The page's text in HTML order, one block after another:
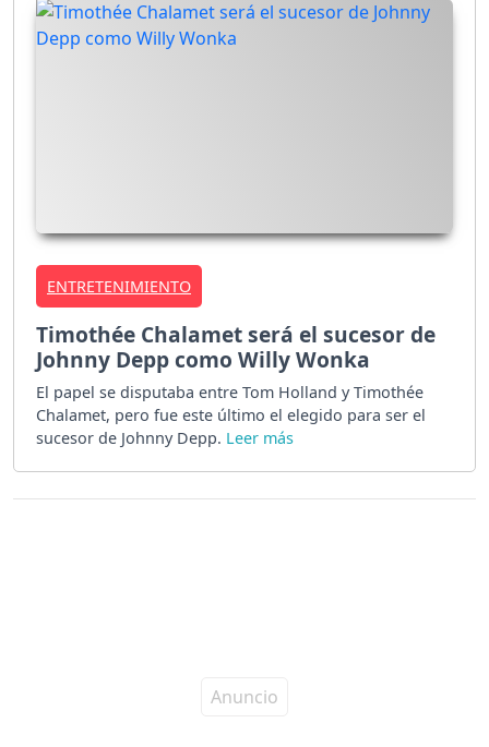
ENTRETENIMIENTO
Timothée Chalamet será el sucesor de
Johnny Depp como Willy Wonka
El papel se disputaba entre Tom Holland y Timothée
Chalamet, pero fue este último el elegido para ser el
sucesor de Johnny Depp.